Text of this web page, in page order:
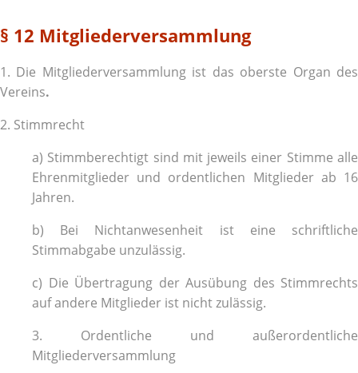
§ 12 Mitgliederversammlung
1. Die Mitgliederversammlung ist das oberste Organ des
Vereins.
2. Stimmrecht
a) Stimmberechtigt sind mit jeweils einer Stimme alle
Ehrenmitglieder und ordentlichen Mitglieder ab 16
Jahren.
b) Bei Nichtanwesenheit ist eine schriftliche
Stimmabgabe unzulässig.
c) Die Übertragung der Ausübung des Stimmrechts
auf andere Mitglieder ist nicht zulässig.
3. Ordentliche und außerordentliche
Mitgliederversammlung